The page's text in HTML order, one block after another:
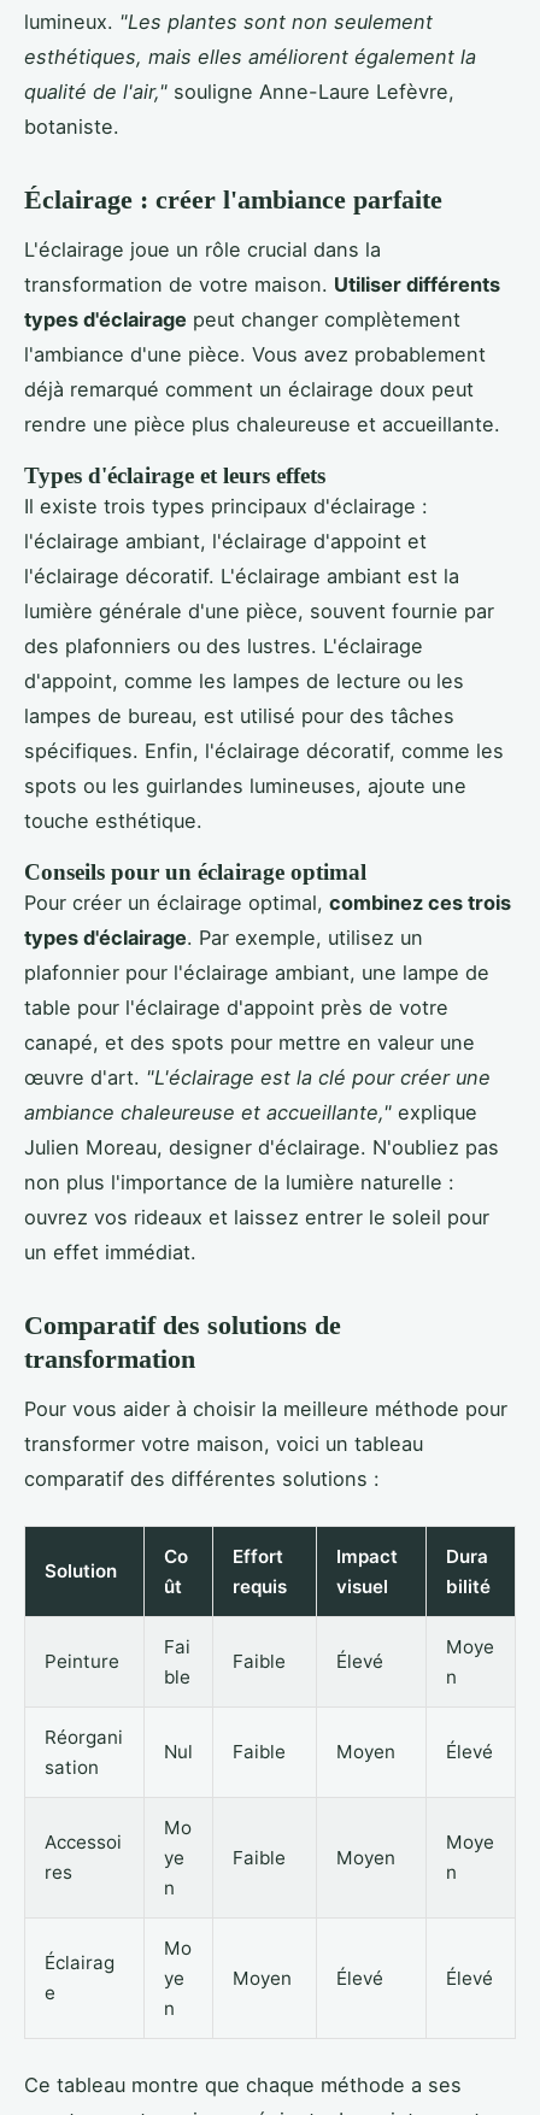
lumineux. "Les plantes sont non seulement
esthétiques, mais elles améliorent également la
qualité de l'air," souligne Anne-Laure Lefèvre,
botaniste.
Éclairage : créer l'ambiance parfaite
L'éclairage joue un rôle crucial dans la
transformation de votre maison. Utiliser différents
types d'éclairage peut changer complètement
l'ambiance d'une pièce. Vous avez probablement
déjà remarqué comment un éclairage doux peut
rendre une pièce plus chaleureuse et accueillante.
Types d'éclairage et leurs effets
Il existe trois types principaux d'éclairage :
l'éclairage ambiant, l'éclairage d'appoint et
l'éclairage décoratif. L'éclairage ambiant est la
lumière générale d'une pièce, souvent fournie par
des plafonniers ou des lustres. L'éclairage
d'appoint, comme les lampes de lecture ou les
lampes de bureau, est utilisé pour des tâches
spécifiques. Enfin, l'éclairage décoratif, comme les
spots ou les guirlandes lumineuses, ajoute une
touche esthétique.
Conseils pour un éclairage optimal
Pour créer un éclairage optimal, combinez ces trois
types d'éclairage. Par exemple, utilisez un
plafonnier pour l'éclairage ambiant, une lampe de
table pour l'éclairage d'appoint près de votre
canapé, et des spots pour mettre en valeur une
œuvre d'art. "L'éclairage est la clé pour créer une
ambiance chaleureuse et accueillante," explique
Julien Moreau, designer d'éclairage. N'oubliez pas
non plus l'importance de la lumière naturelle :
ouvrez vos rideaux et laissez entrer le soleil pour
un effet immédiat.
Comparatif des solutions de
transformation
Pour vous aider à choisir la meilleure méthode pour
transformer votre maison, voici un tableau
comparatif des différentes solutions :
Solution
Co
ût
Effort
requis
Impact
visuel
Dura
bilité
Peinture
Fai
ble
Faible Élevé
Moye
n
Réorgani
sation
Nul Faible Moyen Élevé
Accessoi
res
Mo
ye
n
Faible Moyen
Moye
n
Éclairag
e
Mo
ye
n
Moyen Élevé Élevé
Ce tableau montre que chaque méthode a ses